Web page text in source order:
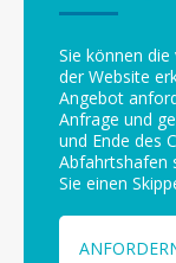
Sie können
der Website
Angebot
Anfrage und
und Ende des
Abfahrtshafen
Sie einen